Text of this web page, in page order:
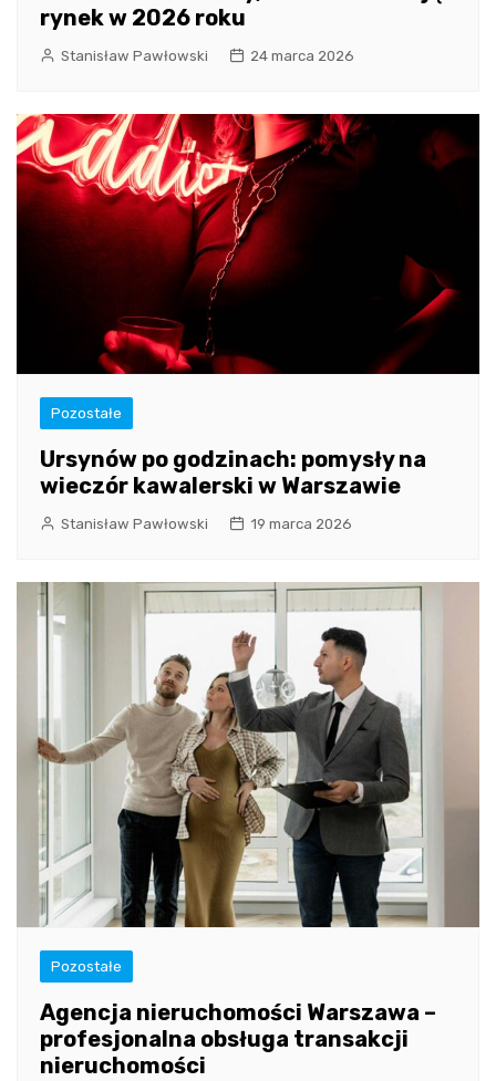
rynek w 2026 roku
Stanisław Pawłowski 24 marca 2026
Pozostałe
Ursynów po godzinach: pomysły na
wieczór kawalerski w Warszawie
Stanisław Pawłowski 19 marca 2026
Pozostałe
Agencja nieruchomości Warszawa –
profesjonalna obsługa transakcji
nieruchomości